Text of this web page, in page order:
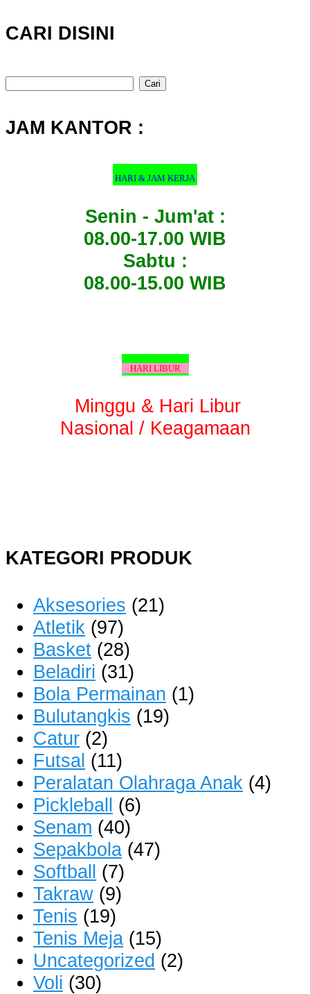
CARI DISINI
Cari
JAM KANTOR :
HARI & JAM KERJA
Senin - Jum'at :
08.00-17.00 WIB
Sabtu :
08.00-15.00 WIB
HARI LIBUR
Minggu & Hari Libur
Nasional / Keagamaan
KATEGORI PRODUK
Aksesories (21)
Atletik (97)
Basket (28)
Beladiri (31)
Bola Permainan (1)
Bulutangkis (19)
Catur (2)
Futsal (11)
Peralatan Olahraga Anak (4)
Pickleball (6)
Senam (40)
Sepakbola (47)
Softball (7)
Takraw (9)
Tenis (19)
Tenis Meja (15)
Uncategorized (2)
Voli (30)